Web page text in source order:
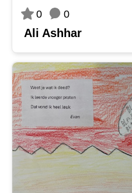
0 0
Ali Ashhar